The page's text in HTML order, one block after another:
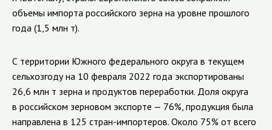
объемы импорта российского зерна на уровне прошлого
года (1,5 млн т).
С территории Южного федерального округа в текущем
сельхозгоду на 10 февраля 2022 года экспортированы
26,6 млн т зерна и продуктов переработки. Доля округа
в российском зерновом экспорте — 76%, продукция была
направлена в 125 стран-импортеров. Около 75% от всего